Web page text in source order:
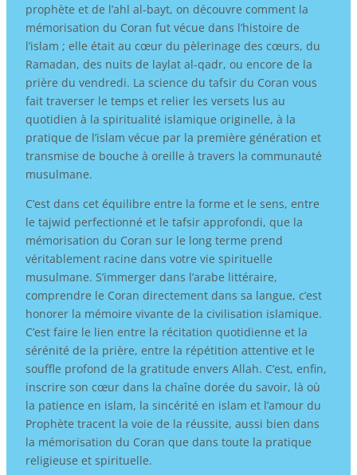
prophète et de l’ahl al-bayt, on découvre comment la
mémorisation du Coran fut vécue dans l’histoire de
l’islam ; elle était au cœur du pèlerinage des cœurs, du
Ramadan, des nuits de laylat al-qadr, ou encore de la
prière du vendredi. La science du tafsir du Coran vous
fait traverser le temps et relier les versets lus au
quotidien à la spiritualité islamique originelle, à la
pratique de l’islam vécue par la première génération et
transmise de bouche à oreille à travers la communauté
musulmane.
C’est dans cet équilibre entre la forme et le sens, entre
le tajwid perfectionné et le tafsir approfondi, que la
mémorisation du Coran sur le long terme prend
véritablement racine dans votre vie spirituelle
musulmane. S’immerger dans l’arabe littéraire,
comprendre le Coran directement dans sa langue, c’est
honorer la mémoire vivante de la civilisation islamique.
C’est faire le lien entre la récitation quotidienne et la
sérénité de la prière, entre la répétition attentive et le
souffle profond de la gratitude envers Allah. C’est, enfin,
inscrire son cœur dans la chaîne dorée du savoir, là où
la patience en islam, la sincérité en islam et l’amour du
Prophète tracent la voie de la réussite, aussi bien dans
la mémorisation du Coran que dans toute la pratique
religieuse et spirituelle.